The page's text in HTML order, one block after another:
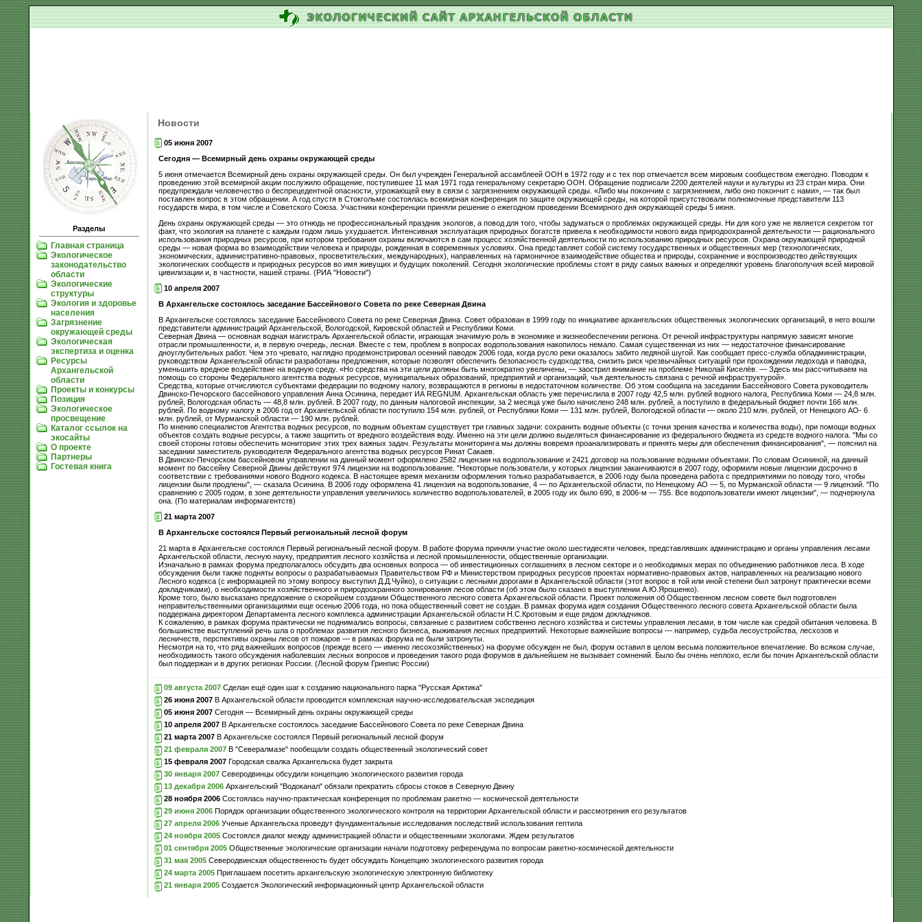
Разделы
Главная страница
Экологическое
законодательство
области
Экологические
структуры
Экология и здоровье
населения
Загрязнение
окружающей среды
Экологическая
экспертиза и оценка
Ресурсы
Архангельской
области
Проекты и конкурсы
Позиция
Экологическое
просвещение
Каталог ссылок на
экосайты
О проекте
Партнеры
Гостевая книга
Новости
05 июня 2007
Сегодня — Всемирный день охраны окружающей среды
5 июня отмечается Всемирный день охраны окружающей среды. Он был учрежден Генеральной ассамблеей ООН в 1972 году и с тех пор отмечается всем мировым сообществом ежегодно. Поводом к
проведению этой всемирной акции послужило обращение, поступившее 11 мая 1971 года генеральному секретарю ООН. Обращение подписали 2200 деятелей науки и культуры из 23 стран мира. Они
предупреждали человечество о беспрецедентной опасности, угрожающей ему в связи с загрязнением окружающей среды. «Либо мы покончим с загрязнением, либо оно покончит с нами», — так был
поставлен вопрос в этом обращении. А год спустя в Стокгольме состоялась всемирная конференция по защите окружающей среды, на которой присутствовали полномочные представители 113
государств мира, в том числе и Советского Союза. Участники конференции приняли решение о ежегодном проведении Всемирного дня окружающей среды 5 июня.
День охраны окружающей среды — это отнюдь не профессиональный праздник экологов, а повод для того, чтобы задуматься о проблемах окружающей среды. Ни для кого уже не является секретом тот
факт, что экология на планете с каждым годом лишь ухудшается. Интенсивная эксплуатация природных богатств привела к необходимости нового вида природоохранной деятельности — рационального
использования природных ресурсов, при котором требования охраны включаются в сам процесс хозяйственной деятельности по использованию природных ресурсов. Охрана окружающей природной
среды — новая форма во взаимодействии человека и природы, рожденная в современных условиях. Она представляет собой систему государственных и общественных мер (технологических,
экономических, административно-правовых, просветительских, международных), направленных на гармоничное взаимодействие общества и природы, сохранение и воспроизводство действующих
экологических сообществ и природных ресурсов во имя живущих и будущих поколений. Сегодня экологические проблемы стоят в ряду самых важных и определяют уровень благополучия всей мировой
цивилизации и, в частности, нашей страны. (РИА "Новости")
10 апреля 2007
В Архангельске состоялось заседание Бассейнового Совета по реке Северная Двина
В Архангельске состоялось заседание Бассейнового Совета по реке Северная Двина. Совет образован в 1999 году по инициативе архангельских общественных экологических организаций, в него вошли
представители администраций Архангельской, Вологодской, Кировской областей и Республики Коми.
Северная Двина — основная водная магистраль Архангельской области, играющая значимую роль в экономике и жизнеобеспечении региона. От речной инфраструктуры напрямую зависят многие
отрасли промышленности, и, в первую очередь, лесная. Вместе с тем, проблем в вопросах водопользования накопилось немало. Самая существенная из них — недостаточное финансирование
дноуглубительных работ. Чем это чревато, наглядно продемонстрировал осенний паводок 2006 года, когда русло реки оказалось забито ледяной шугой. Как сообщает пресс-служба обладминистрации,
руководством Архангельской области разработаны предложения, которые позволят обеспечить безопасность судоходства, снизить риск чрезвычайных ситуаций при прохождении ледохода и паводка,
уменьшить вредное воздействие на водную среду. «Но средства на эти цели должны быть многократно увеличены, — заострил внимание на проблеме Николай Киселёв. — Здесь мы рассчитываем на
помощь со стороны Федерального агентства водных ресурсов, муниципальных образований, предприятий и организаций, чья деятельность связана с речной инфраструктурой».
Средства, которые отчисляются субъектами федерации по водному налогу, возвращаются в регионы в недостаточном количестве. Об этом сообщила на заседании Бассейнового Совета руководитель
Двинско-Печорского бассейнового управления Анна Осинина, передает ИА REGNUM. Архангельская область уже перечислила в 2007 году 42,5 млн. рублей водного налога, Республика Коми — 24,8 млн.
рублей, Вологодская область — 48,8 млн. рублей. В 2007 году, по данным налоговой инспекции, за 2 месяца уже было начислено 248 млн. рублей, а поступило в федеральный бюджет почти 166 млн.
рублей. По водному налогу в 2006 год от Архангельской области поступило 154 млн. рублей, от Республики Коми — 131 млн. рублей, Вологодской области — около 210 млн. рублей, от Ненецкого АО- 6
млн. рублей, от Мурманской области — 190 млн. рублей.
По мнению специалистов Агентства водных ресурсов, по водным объектам существует три главных задачи: сохранить водные объекты (с точки зрения качества и количества воды), при помощи водных
объектов создать водные ресурсы, а также защитить от вредного воздействия воду. Именно на эти цели должно выделяться финансирование из федерального бюджета из средств водного налога. "Мы со
своей стороны готовы обеспечить мониторинг этих трех важных задач. Результаты мониторинга мы должны вовремя проанализировать и принять меры для обеспечения финансирования", — пояснил на
заседании заместитель руководителя Федерального агентства водных ресурсов Ринат Сакаев.
В Двинско-Печорском бассейновом управлении на данный момент оформлено 2582 лицензии на водопользование и 2421 договор на пользование водными объектами. По словам Осининой, на данный
момент по бассейну Северной Двины действуют 974 лицензии на водопользование. "Некоторые пользователи, у которых лицензии заканчиваются в 2007 году, оформили новые лицензии досрочно в
соответствии с требованиями нового Водного кодекса. В настоящее время механизм оформления только разрабатывается, в 2006 году была проведена работа с предприятиями по поводу того, чтобы
лицензии были продлены", — сказала Осинина. В 2006 году оформлена 41 лицензия на водопользование, 4 — по Архангельской области, по Ненецкому АО — 5, по Мурманской области — 9 лицензий. "По
сравнению с 2005 годом, в зоне деятельности управления увеличилось количество водопользователей, в 2005 году их было 690, в 2006-м — 755. Все водопользователи имеют лицензии", — подчеркнула
она. (По материалам информагентств)
21 марта 2007
В Архангельске состоялся Первый региональный лесной форум
21 марта в Архангельске состоялся Первый региональный лесной форум. В работе форума приняли участие около шестидесяти человек, представлявших администрацию и органы управления лесами
Архангельской области, лесную науку, предприятия лесного хозяйства и лесной промышленности, общественные организации.
Изначально в рамках форума предполагалось обсудить два основных вопроса — об инвестиционных соглашениях в лесном секторе и о необходимых мерах по объединению работников леса. В ходе
обсуждения были также подняты вопросы о разрабатываемых Правительством РФ и Министерством природных ресурсов проектах нормативно-правовых актов, направленных на реализацию нового
Лесного кодекса (с информацией по этому вопросу выступил Д.Д.Чуйко), о ситуации с лесными дорогами в Архангельской области (этот вопрос в той или иной степени был затронут практически всеми
докладчиками), о необходимости хозяйственного и природоохранного зонирования лесов области (об этом было сказано в выступлении А.Ю.Ярошенко).
Кроме того, было высказано предложение о скорейшем создании Общественного лесного совета Архангельской области. Проект положения об Общественном лесном совете был подготовлен
неправительственными организациями еще осенью 2006 года, но пока общественный совет не создан. В рамках форума идея создания Общественного лесного совета Архангельской области была
поддержана директором Департамента лесного комплекса администрации Архангельской области Н.С.Кротовым и еще рядом докладчиков.
К сожалению, в рамках форума практически не поднимались вопросы, связанные с развитием собственно лесного хозяйства и системы управления лесами, в том числе как средой обитания человека. В
большинстве выступлений речь шла о проблемах развития лесного бизнеса, выживания лесных предприятий. Некоторые важнейшие вопросы — например, судьба лесоустройства, лесхозов и
лесничеств, перспективы охраны лесов от пожаров — в рамках форума не были затронуты.
Несмотря на то, что ряд важнейших вопросов (прежде всего — именно лесохозяйственных) на форуме обсужден не был, форум оставил в целом весьма положительное впечатление. Во всяком случае,
необходимость такого обсуждения наболевших лесных вопросов и проведения такого рода форумов в дальнейшем не вызывает сомнений. Было бы очень неплохо, если бы почин Архангельской области
был поддержан и в других регионах России. (Лесной форум Гринпис России)
09 августа 2007Сделан ещё один шаг к созданию национального парка "Русская Арктика"
26 июня 2007В Архангельской области проводится комплексная научно-исследовательская экспедиция
05 июня 2007Сегодня — Всемирный день охраны окружающей среды
10 апреля 2007В Архангельске состоялось заседание Бассейнового Совета по реке Северная Двина
21 марта 2007В Архангельске состоялся Первый региональный лесной форум
21 февраля 2007В "Севералмазе" пообещали создать общественный экологический совет
15 февраля 2007Городская свалка Архангельска будет закрыта
30 января 2007Северодвинцы обсудили концепцию экологического развития города
13 декабря 2006Архангельский "Водоканал" обязали прекратить сбросы стоков в Северную Двину
28 ноября 2006Состоялась научно-практическая конференция по проблемам ракетно — космической деятельности
29 июня 2006Порядок организации общественного экологического контроля на территории Архангельской области и рассмотрения его результатов
27 апреля 2006Ученые Архангельска проведут фундаментальные исследования последствий использования гептила
24 ноября 2005Состоялся диалог между администрацией области и общественными экологами. Ждем результатов
01 сентября 2005Общественные экологические организации начали подготовку референдума по вопросам ракетно-космической деятельности
31 мая 2005Северодвинская общественность будет обсуждать Концепцию экологического развития города
24 марта 2005Приглашаем посетить архангельскую экологическую электронную библиотеку
21 января 2005Создается Экологический информационный центр Архангельской области